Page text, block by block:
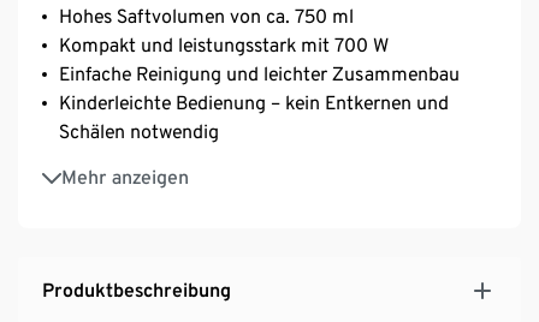
Hohes Saftvolumen von ca. 750 ml
Kompakt und leistungsstark mit 700 W
Einfache Reinigung und leichter Zusammenbau
Kinderleichte Bedienung – kein Entkernen und
Schälen notwendig
Mehr anzeigen
Breiter Einfüllschacht für einfaches Befüllen
Für leckere und gesunde Säfte aus Orangen, Äpfeln,
Produktbeschreibung